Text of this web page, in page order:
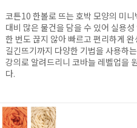
코튼10 한볼로 뜨는 호박 모양의 미
대비 많은 물건을 담을 수 있어 실용
한 번도 끊지 않아 빠르고 편리하게
길긴뜨기까지 다양한 기법을 사용하
강의로 알려드리니 코바늘 레벨업을
다.